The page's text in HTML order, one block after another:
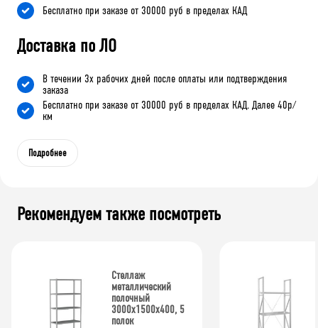
Бесплатно при заказе от 30000 руб в пределах КАД
Доставка по ЛО
В течении 3х рабочих дней после оплаты или подтверждения
заказа
Бесплатно при заказе от 30000 руб в пределах КАД. Далее 40р/
км
Подробнее
Рекомендуем также посмотреть
Стеллаж
металлический
полочный
3000х1500х400, 5
полок